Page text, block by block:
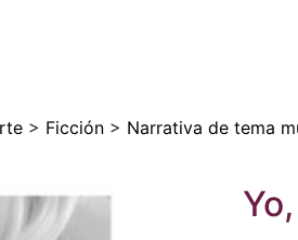
> Ficción > Narrativa de tema